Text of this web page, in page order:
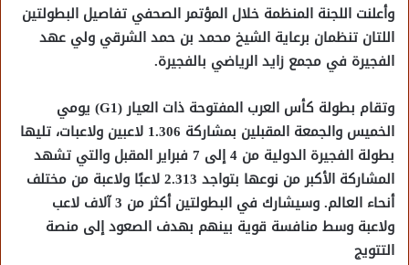
وأعلنت اللجنة المنظمة خلال المؤتمر الصحفي تفاصيل البطولتين
اللتان تنظمان برعاية الشيخ محمد بن حمد الشرقي ولي عهد
الفجيرة في مجمع زايد الرياضي بالفجيرة.
وتقام بطولة كأس العرب المفتوحة ذات العيار (G1) يومي
الخميس والجمعة المقبلين بمشاركة 1.306 لاعبين ولاعبات، تليها
بطولة الفجيرة الدولية من 4 إلى 7 فبراير المقبل والتي تشهد
المشاركة الأكبر من نوعها بتواجد 2.313 لاعبًا ولاعبة من مختلف
أنحاء العالم. وسيشارك في البطولتين أكثر من 3 آلاف لاعب
ولاعبة وسط منافسة قوية بينهم بهدف الصعود إلى منصة
التتويج